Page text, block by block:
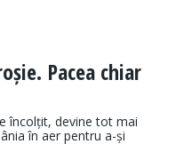
Pacea chiar
încolțit, devine tot mai
în aer pentru a-și